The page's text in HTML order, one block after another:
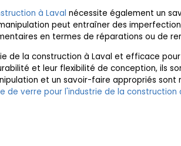
à Laval nécessite également un
peut entraîner des
en termes de réparations ou de
de la construction à Laval et efficace
et leur flexibilité de conception, ils
et un savoir-faire appropriés sont
de verre pour l'industrie de la construction